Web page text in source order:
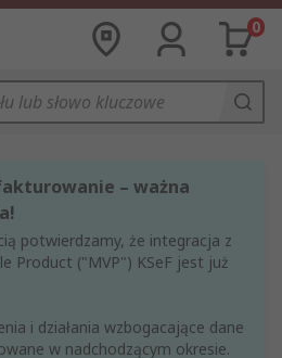
0
– ważna
potwierdzamy, że integracja z
Product ("MVP") KSeF jest już
i działania wzbogacające dane
w nadchodzącym okresie.